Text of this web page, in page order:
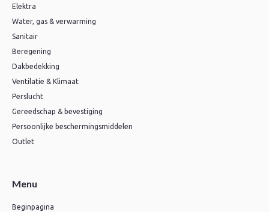
Elektra
Water, gas & verwarming
Sanitair
Beregening
Dakbedekking
Ventilatie & Klimaat
Perslucht
Gereedschap & bevestiging
Persoonlijke beschermingsmiddelen
Outlet
Menu
Beginpagina